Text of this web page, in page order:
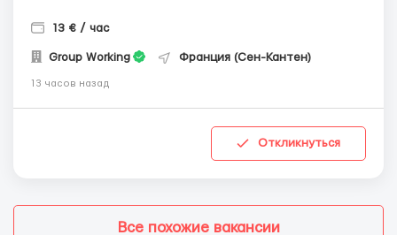
13 € / час
Group Working Франция (Сен-Кантен)
13 часов назад
Откликнуться
Все похожие вакансии